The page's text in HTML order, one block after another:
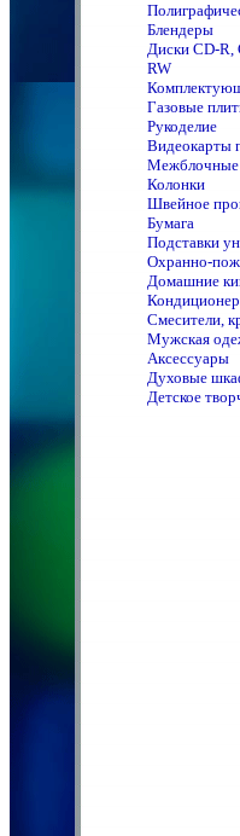
Блендеры
Диски CD-R,
RW
Газовые
Рукоделие
Видеокарты
Межблочные
Колонки
Швейное
Бумага
Подставки
Охранно-
Домашние
Смесители,
Мужская
Аксессуары
Духовые
Детское